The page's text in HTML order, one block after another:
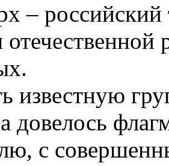
– российский
известную
довелось
с